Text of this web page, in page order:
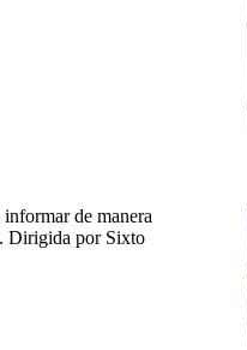
de manera
Dirigida por Sixto